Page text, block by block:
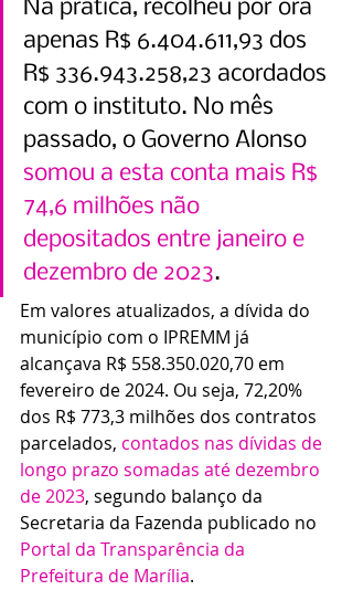
Na prática, recolheu por ora
apenas R$ 6.404.611,93 dos
R$ 336.943.258,23 acordados
com o instituto. No mês
passado, o Governo Alonso
somou a esta conta mais R$
74,6 milhões não
depositados entre janeiro e
dezembro de 2023.
Em valores atualizados, a dívida do
município com o IPREMM já
alcançava R$ 558.350.020,70 em
fevereiro de 2024. Ou seja, 72,20%
dos R$ 773,3 milhões dos contratos
parcelados, contados nas dívidas de
longo prazo somadas até dezembro
de 2023, segundo balanço da
Secretaria da Fazenda publicado no
Portal da Transparência da
Prefeitura de Marília.